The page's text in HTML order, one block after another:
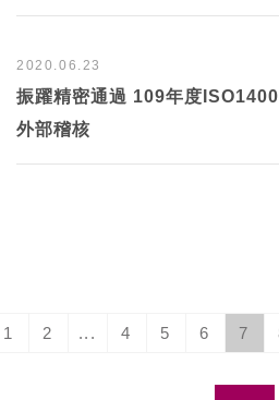
2020.06.23
振躍精密通過 109年度
外部稽核
1 2 ... 4 5 6 7